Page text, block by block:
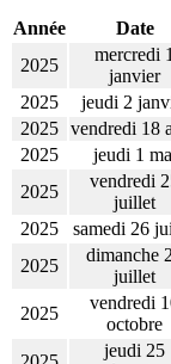
Année Date
2025
mercredi 1
janvier
2025
jeudi 2
2025 vendredi 18
2025
jeudi 1
2025
vendredi
juillet
2025
samedi 26
2025
dimanche
juillet
2025
vendredi
octobre
jeudi 25